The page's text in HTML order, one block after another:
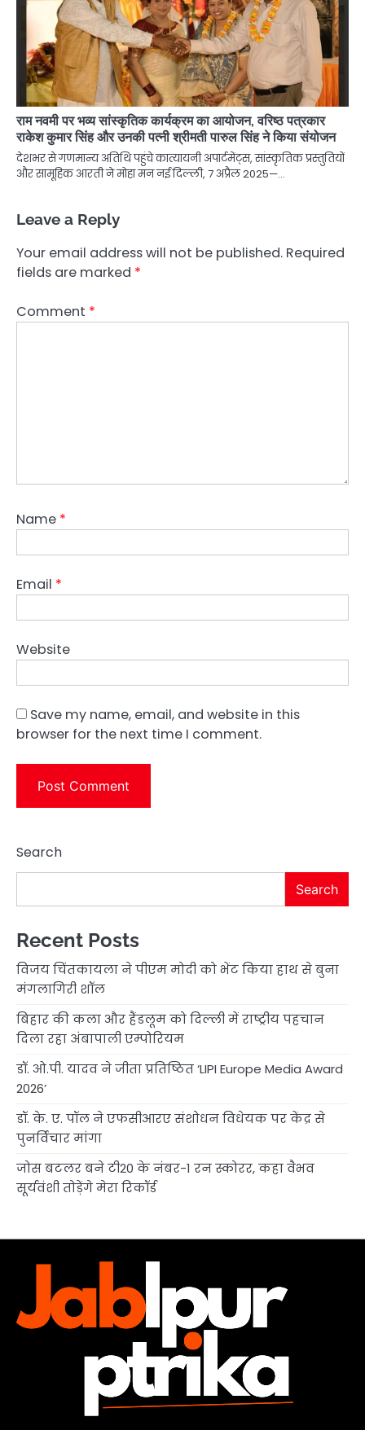
राम नवमी पर भव्य सांस्कृतिक कार्यक्रम का आयोजन, वरिष्ठ पत्रकार
राकेश कुमार सिंह और उनकी पत्नी श्रीमती पारुल सिंह ने किया संयोजन
देशभर से गणमान्य अतिथि पहुंचे कात्यायनी अपार्टमेंट्स, सांस्कृतिक प्रस्तुतियों
और सामूहिक आरती ने मोहा मन नई दिल्ली, 7 अप्रैल 2025—…
Leave a Reply
Your email address will not be published. Required
fields are marked *
Comment *
Name *
Email *
Website
Save my name, email, and website in this
browser for the next time I comment.
Search
Search
Recent Posts
विजय चिंतकायला ने पीएम मोदी को भेंट किया हाथ से बुना
मंगलागिरी शॉल
बिहार की कला और हैंडलूम को दिल्ली में राष्ट्रीय पहचान
दिला रहा अंबापाली एम्पोरियम
डॉ. ओ.पी. यादव ने जीता प्रतिष्ठित ‘LIPI Europe Media Award
2026’
डॉ. के. ए. पॉल ने एफसीआरए संशोधन विधेयक पर केंद्र से
पुनर्विचार मांगा
जोस बटलर बने टी20 के नंबर-1 रन स्कोरर, कहा वैभव
सूर्यवंशी तोड़ेंगे मेरा रिकॉर्ड